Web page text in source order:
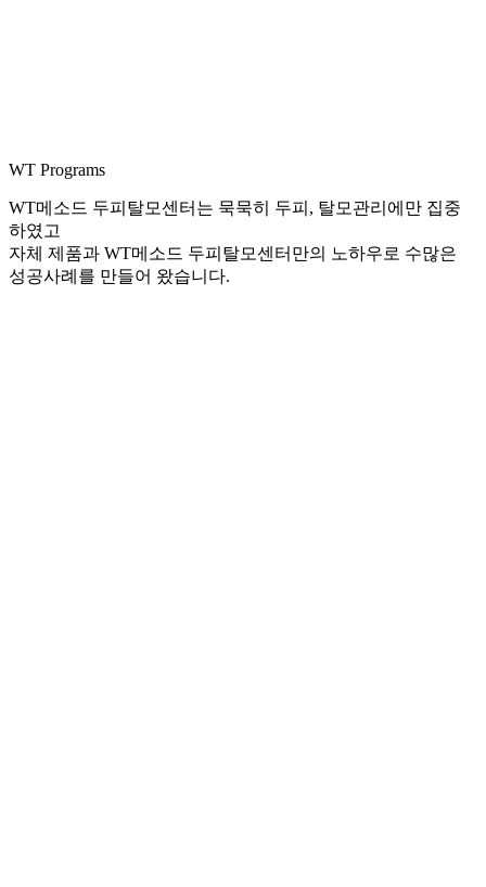
WT Programs
WT메소드 두피탈모센터는 묵묵히 두피, 탈모관리에만 집중
하였고
자체 제품과 WT메소드 두피탈모센터만의 노하우로 수많은
성공사례를 만들어 왔습니다.